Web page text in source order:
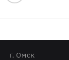
г. Омск